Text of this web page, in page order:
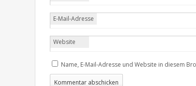
E-Mail-Adresse
Website
Name, E-Mail-Adresse und Website in diesem